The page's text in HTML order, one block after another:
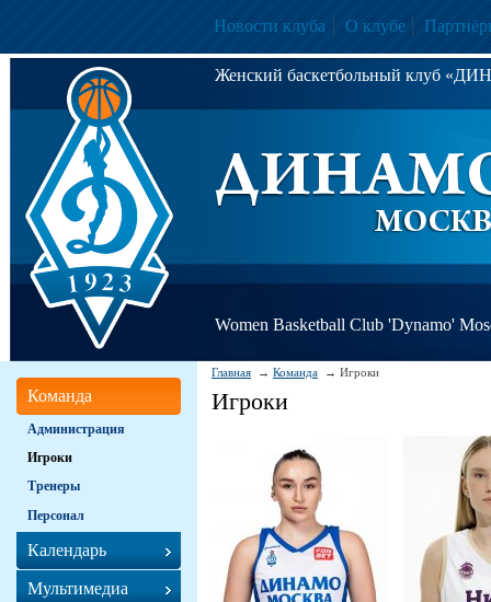
Новости клуба О клубе
Женский баскетбольный клуб
Women Basketball Club 'Dynamo'
Главная Команда Игроки
Игроки
Команда
Администрация
Игроки
Тренеры
Персонал
Календарь
Мультимедиа